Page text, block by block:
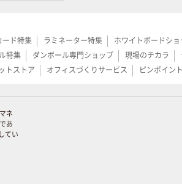
ード特集 ラミネーター特集 ホワイトボードショ
特集 ダンボール専門ショップ 現場のチカラ
トストア オフィスづくりサービス ピンポイン
ネ
あ
てい